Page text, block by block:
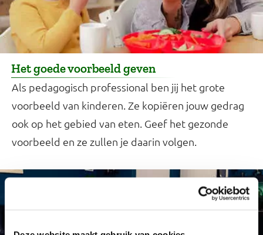
Het goede voorbeeld geven
Als pedagogisch professional ben jij het grote
voorbeeld van kinderen. Ze kopiëren jouw gedrag
ook op het gebied van eten. Geef het gezonde
voorbeeld en ze zullen je daarin volgen.